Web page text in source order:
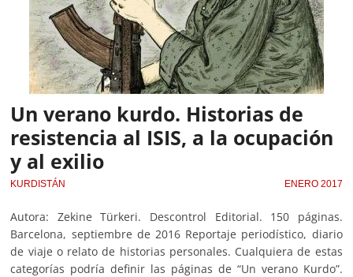
Un verano kurdo. Historias de
resistencia al ISIS, a la ocupación
y al exilio
KURDISTÁN ENERO 2017
Autora: Zekine Türkeri. Descontrol Editorial. 150 páginas.
Barcelona, septiembre de 2016 Reportaje periodístico, diario
de viaje o relato de historias personales. Cualquiera de estas
categorías podría definir las páginas de “Un verano Kurdo”.